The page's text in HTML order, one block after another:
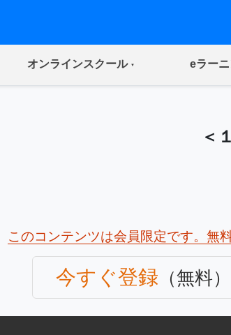
オンラインスクール(current) eラー
＜
このコンテンツは会員限定です。無
今すぐ登録 （無料）